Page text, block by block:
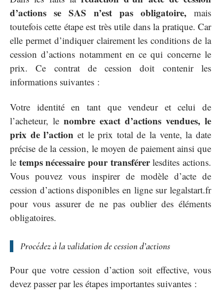
d’actions se SAS n’est pas obligatoire, mais
toutefois cette étape est très utile dans la pratique. Car
elle permet d’indiquer clairement les conditions de la
cession d’actions notamment en ce qui concerne le
prix. Ce contrat de cession doit contenir les
informations suivantes :
Votre identité en tant que vendeur et celui de
l’acheteur, le nombre exact d’actions vendues, le
prix de l’action et le prix total de la vente, la date
précise de la cession, le moyen de paiement ainsi que
le temps nécessaire pour transférerlesdites actions.
Vous pouvez vous inspirer de modèle d’acte de
cession d’actions disponibles en ligne sur legalstart.fr
pour vous assurer de ne pas oublier des éléments
obligatoires.
Procédez à la validation de cession d’actions
Pour que votre cession d’action soit effective, vous
devez passer par les étapes importantes suivantes :